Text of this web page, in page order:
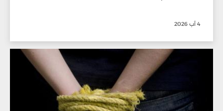
4 آب 2026